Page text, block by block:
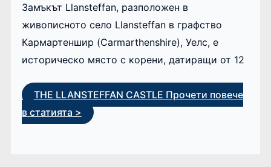
Замъкът Llansteffan, разположен в
живописното село Llansteffan в графство
Кармартеншир (Carmarthenshire), Уелс, е
историческо място с корени, датиращи от 12
THE LLANSTEFFAN CASTLE Прочети повече
в статията >